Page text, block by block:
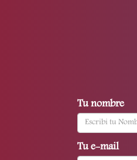
Tu nombre
Tu e-mail